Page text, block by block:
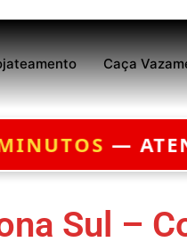
Caça
24
Sul –